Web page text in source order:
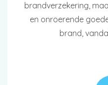
brandverzekering,
en onroerende
brand,